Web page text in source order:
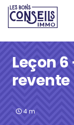
Leçon 6
revente
4m